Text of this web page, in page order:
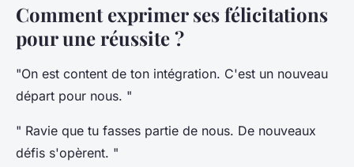
Comment exprimer ses félicitations
pour une réussite ?
"On est content de ton intégration. C'est un nouveau
départ pour nous. "
" Ravie que tu fasses partie de nous. De nouveaux
défis s'opèrent. "